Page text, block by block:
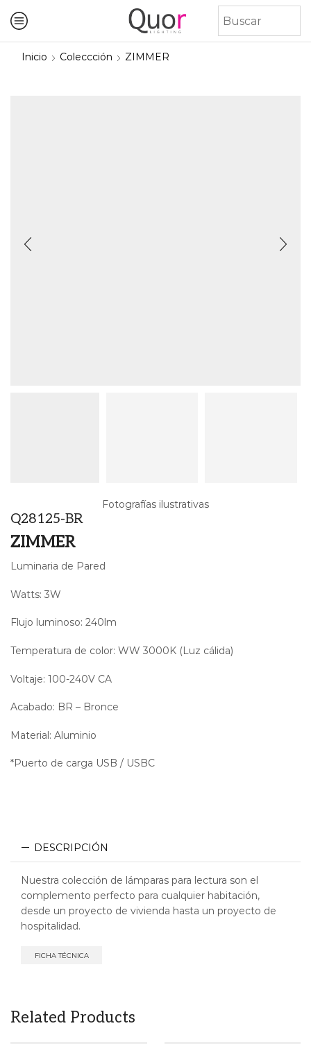
Inicio Coleccción ZIMMER
Fotografías ilustrativas
Q28125-BR
ZIMMER
Luminaria de Pared
Watts: 3W
Flujo luminoso: 240lm
Temperatura de color: WW 3000K (Luz cálida)
Voltaje: 100-240V CA
Acabado: BR – Bronce
Material: Aluminio
*Puerto de carga USB / USBC
DESCRIPCIÓN
Nuestra colección de lámparas para lectura son el
complemento perfecto para cualquier habitación,
desde un proyecto de vivienda hasta un proyecto de
hospitalidad.
FICHA TÉCNICA
Related Products